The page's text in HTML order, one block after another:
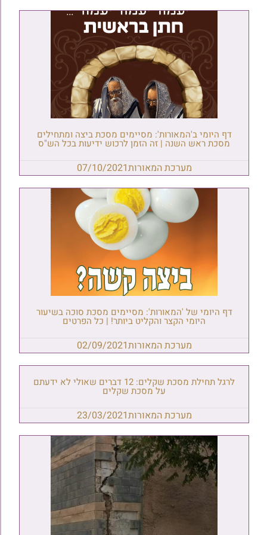
דף היומי ב'המאורות': מסיימים מסכת ביצה ומתחילים
מסכת ראש השנה | זה הזמן לרכוש ידיעות בכל הש"ס
מערכת המאורות07/10/2021
דף היומי של 'המאורות': מסיימים מסכת סוכה בשיעור
היומי הקצר והקליט ביותר! | כל הפרטים
מערכת המאורות02/09/2021
לרגל תחילת מסכת שקלים: 12 דברים שאולי לא ידעתם
על מסכת שקלים
מערכת המאורות23/03/2021